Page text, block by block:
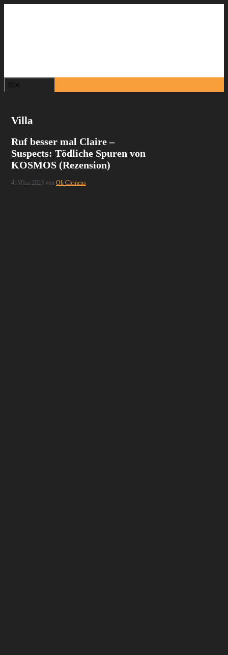
Villa
Ruf besser mal Claire –
Suspects: Tödliche Spuren von
KOSMOS (Rezension)
4. März 2023 vonOli Clemens